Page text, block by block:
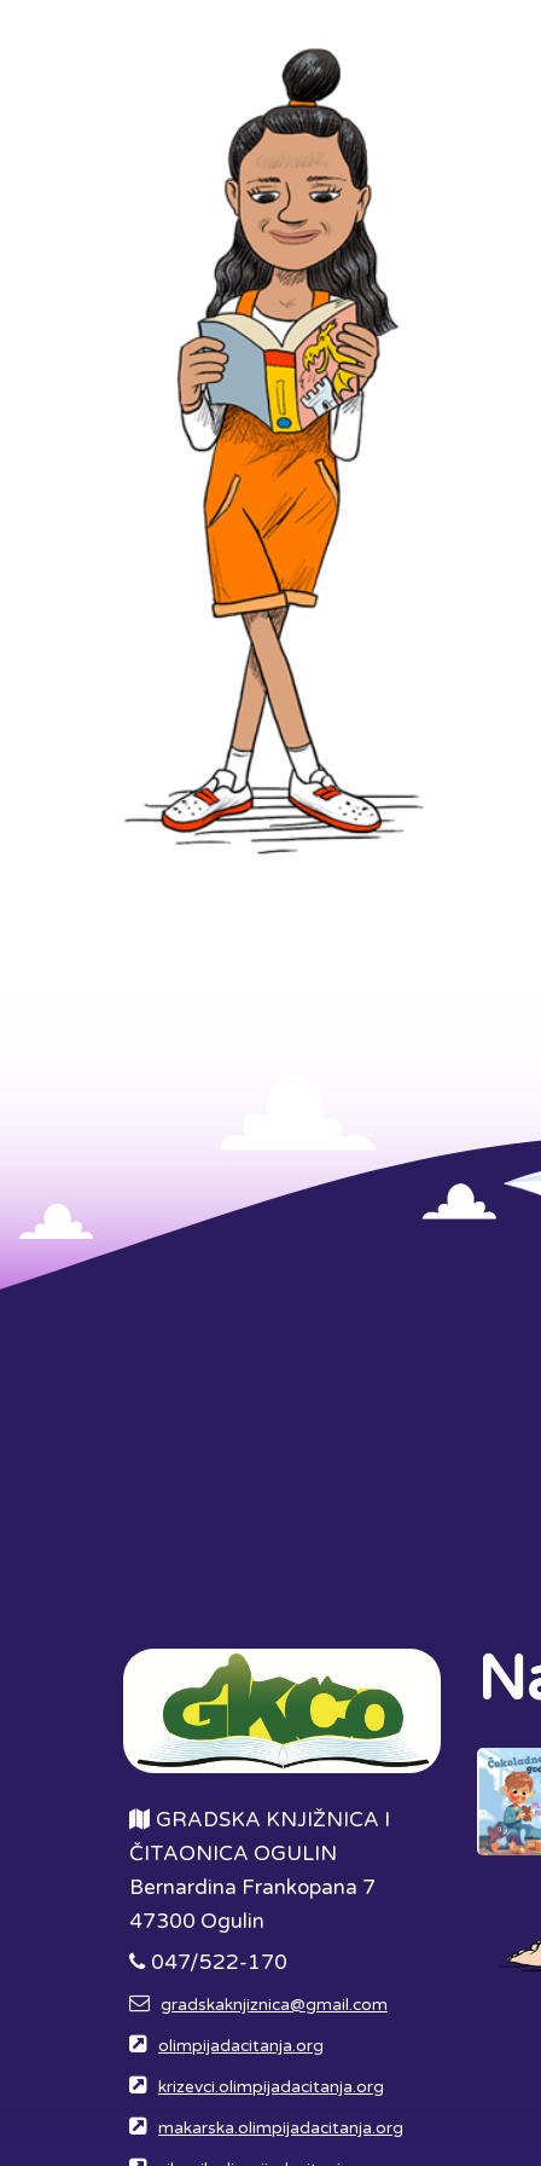
GRADSKA KNJIŽNICA I
ČITAONICA OGULIN
Bernardina Frankopana 7
47300 Ogulin
047/522-170
gradskaknjiznica@gmail.com
olimpijadacitanja.org
krizevci.olimpijadacitanja.org
makarska.olimpijadacitanja.org